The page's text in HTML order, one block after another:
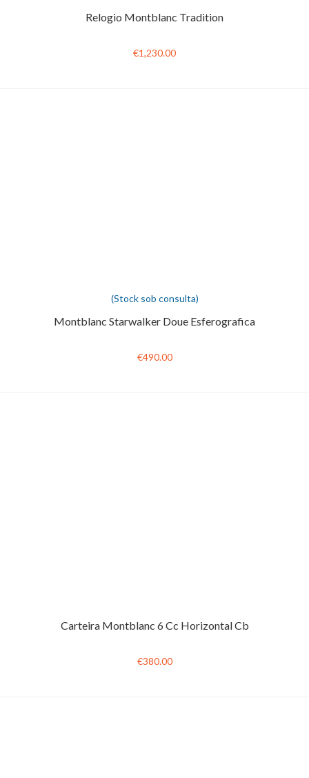
Relogio Montblanc Tradition
€1,230.00
(Stock sob consulta)
Montblanc Starwalker Doue Esferografica
€490.00
Carteira Montblanc 6 Cc Horizontal Cb
€380.00